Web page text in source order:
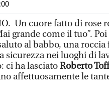
Un cuore fatto di rose
grande come il tuo”.
al babbo, una
sicurezza nei luoghi di
ci ha lasciatoRoberto
affettuosamente le